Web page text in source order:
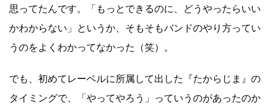
思ってたんです。「もっとできるのに、どうやったらいい
かわからない」というか、そもそもバンドのやり方ってい
うのをよくわかってなかった（笑）。
でも、初めてレーベルに所属して出した『たからじま』の
タイミングで、「やってやろう」っていうのがあったのか